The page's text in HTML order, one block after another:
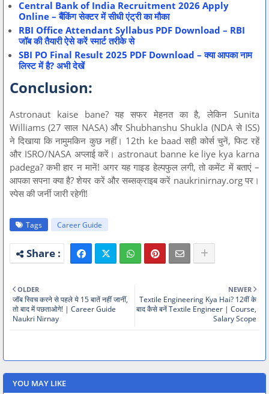
Central Bank of India Recruitment 2026 Apply
Online – बैंकिंग सेक्टर में सीधी एंट्री का मौका
RBI Office Attendant Syllabus PDF Download – RBI
जॉब की तैयारी ऐसे करें स्मार्ट तरीके से
SBI PO Final Result 2025 PDF Download – क्या आपका नाम
लिस्ट में है? अभी देखें
Conclusion:
Astronaut kaise bane? यह सफर मेहनत का है, लेकिन Sunita
Williams (27 साल NASA) और Shubhanshu Shukla (NDA से ISS)
ने दिखाया कि नामुमकिन कुछ नहीं। 12th ke baad सही कोर्स चुनें, फिट रहें
और ISRO/NASA अप्लाई करें। astronaut banne ke liye kya karna
padega? कभी हार न मानें! अगर यह गाइड हेल्पफुल लगी, तो कमेंट में बताएं –
आपका सपना क्या है? शेयर करें और सब्सक्राइब करें naukrinirnay.org पर।
स्पेस की जर्नी जारी रहेगी!
Tags Career Guide
NEWER
Textile Engineering Kya Hai? 12वीं के
बाद कैसे बनें Textile Engineer | Course,
Salary Scope
OLDER
जॉब स्विच करने से पहले ये 15 बातें नहीं जानीं,
तो बाद में पछताओगे! | Career Guide
Naukri Nirnay
YOU MAY LIKE